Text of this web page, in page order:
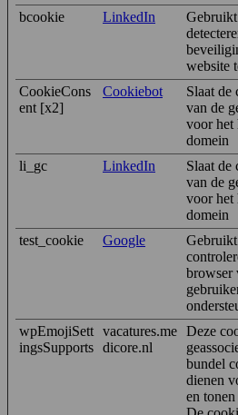
bcookie LinkedIn
website
CookieCons
ent [x2]
Cookiebot
Slaat de
van de
voor het
domein
li_gc LinkedIn
Slaat de
van de
voor het
domein
test_cookie Google
browser
wpEmojiSett
ingsSupports
vacatures.me
dicore.nl
Deze
bundel
dienen
en